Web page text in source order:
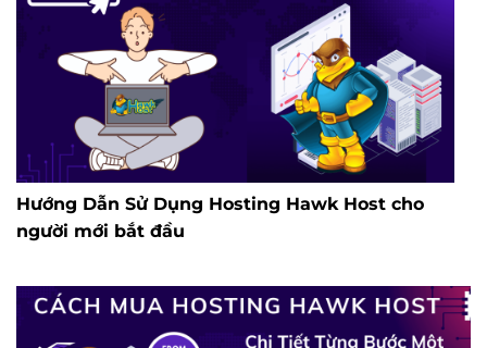
Hướng Dẫn Sử Dụng Hosting Hawk Host cho
người mới bắt đầu